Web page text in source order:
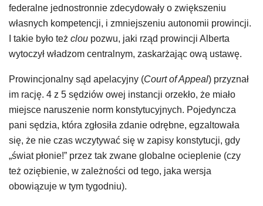
federalne jednostronnie zdecydowały o zwiększeniu
własnych kompetencji, i zmniejszeniu autonomii prowincji.
I takie było też clou pozwu, jaki rząd prowincji Alberta
wytoczył władzom centralnym, zaskarżając ową ustawę.
Prowincjonalny sąd apelacyjny (Court of Appeal) przyznał
im rację. 4 z 5 sędziów owej instancji orzekło, że miało
miejsce naruszenie norm konstytucyjnych. Pojedyncza
pani sędzia, która zgłosiła zdanie odrębne, egzaltowała
się, że nie czas wczytywać się w zapisy konstytucji, gdy
„świat płonie!” przez tak zwane globalne ocieplenie (czy
też oziębienie, w zależności od tego, jaka wersja
obowiązuje w tym tygodniu).